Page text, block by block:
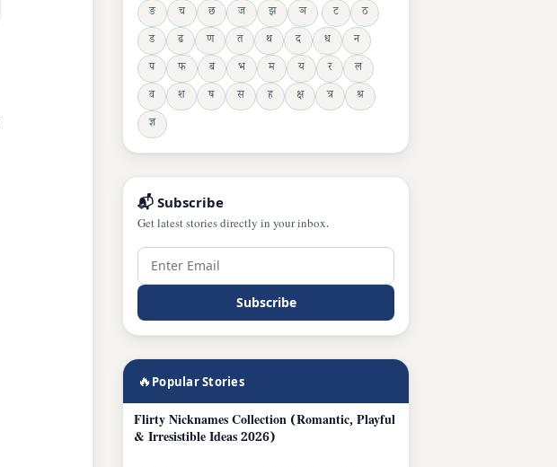
ङ च छ ज झ ञ ट
ठ
ड
ढ ण त थ द ध
न
प
फ ब भ म य र
ल
व
श ष स ह क्ष त्र
श्र
ज्ञ
📬 Subscribe
Get latest stories directly in your inbox.
Subscribe
🔥 Popular Stories
Flirty Nicknames Collection (Romantic, Playful
& Irresistible Ideas 2026)